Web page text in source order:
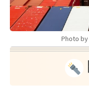
Photo by